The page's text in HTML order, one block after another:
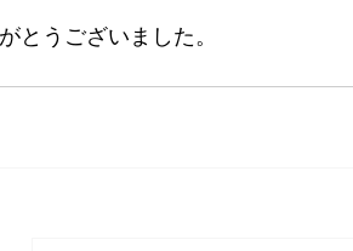
とうございました。